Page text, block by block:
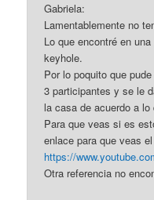
Gabriela:
Lamentablemente no
Lo que encontré en
keyhole.
Por lo poquito que
3 participantes y se le
la casa de acuerdo a
Para que veas si es
enlace para que veas
https://
Otra referencia no